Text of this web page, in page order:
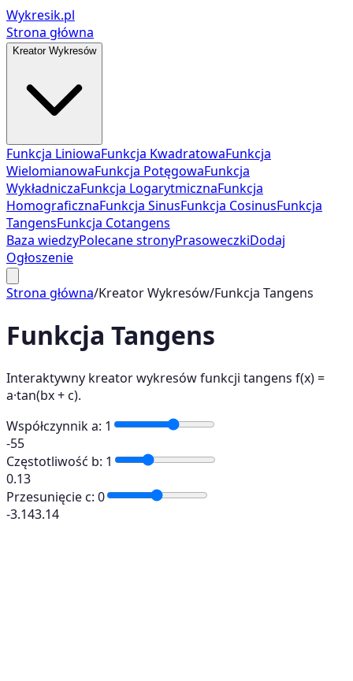
Wykresik.pl
Strona główna
Kreator Wykresów
Funkcja LiniowaFunkcja KwadratowaFunkcja
WielomianowaFunkcja PotęgowaFunkcja
WykładniczaFunkcja LogarytmicznaFunkcja
HomograficznaFunkcja SinusFunkcja CosinusFunkcja
TangensFunkcja Cotangens
Baza wiedzyPolecane stronyPrasoweczkiDodaj
Ogłoszenie
Strona główna/Kreator Wykresów/Funkcja Tangens
Funkcja Tangens
Interaktywny kreator wykresów funkcji tangens f(x) =
a·tan(bx + c).
Współczynnik a: 1
-55
Częstotliwość b: 1
0.13
Przesunięcie c: 0
-3.143.14